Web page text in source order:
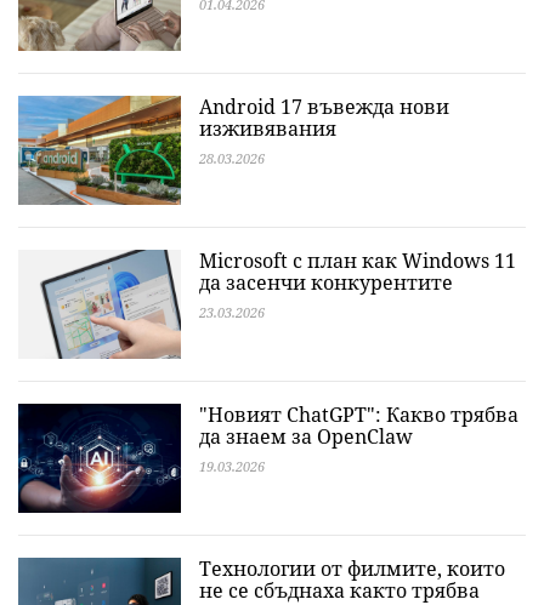
01.04.2026
Android 17 въвежда нови
изживявания
28.03.2026
Microsoft с план как Windows 11
да засенчи конкурентите
23.03.2026
"Новият ChatGPT": Какво трябва
да знаем за OpenClaw
19.03.2026
Технологии от филмите, които
не се сбъднаха както трябва